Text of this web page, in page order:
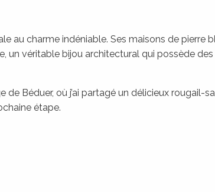
au charme indéniable. Ses maisons de pierre
un véritable bijou architectural qui possède
Béduer, où j’ai partagé un délicieux rougail-
étape.